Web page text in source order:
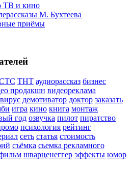
ТВ и кино
М. Бухтеева
приёмы
ТНТ аудиорассказ бизнес
продакшн видеореклама
вирус демотиватор доктор заказать
игра кино книга монтаж
год озвучка пилот пиратство
психология рейтинг
сеть статья стоимость
съёмка сьемка рекламного
шварценеггер эффекты юмор